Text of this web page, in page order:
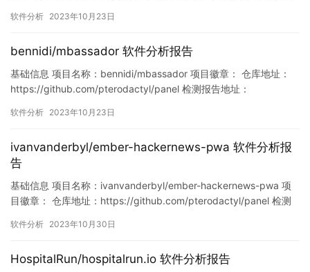
https://www.murphysec.com/console/report/171541891665341
软件分析 2023年10月23日
bennidi/mbassador 软件分析报告
基础信息 项目名称：bennidi/mbassador 项目徽章： 仓库地址：
https://github.com/pterodactyl/panel 检测报告地址：
53728/1716299278053064704 此报告由Murphysec提供 …
软件分析 2023年10月23日
ivanvanderbyl/ember-hackernews-pwa 软件分析报
告
基础信息 项目名称：ivanvanderbyl/ember-hackernews-pwa 项
目徽章： 仓库地址：https://github.com/pterodactyl/panel 检测
https://www.murphysec.com/console/report/17189218445592
软件分析 2023年10月30日
HospitalRun/hospitalrun.io 软件分析报告